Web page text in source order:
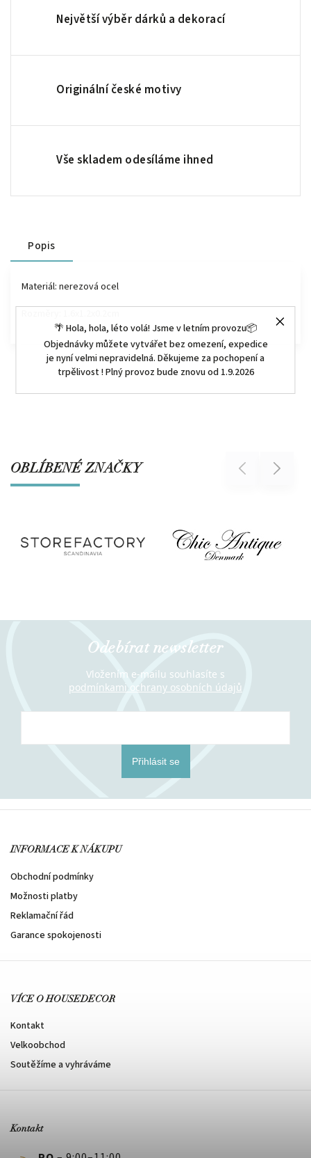
🌴 Hola, hola, léto volá! Jsme v letním provozu📦
Objednávky můžete vytvářet bez omezení, expedice
je nyní velmi nepravidelná. Děkujeme za pochopení a
trpělivost ! Plný provoz bude znovu od 1.9.2026
Největší výběr dárků a dekorací
Originální české motivy
Vše skladem odesíláme ihned
Popis
Materiál: nerezová ocel
OBLÍBENÉ ZNAČKY Previous Next
Odebírat newsletter
Vložením e-mailu souhlasíte s
podmínkami ochrany osobních údajů
Přihlásit se
INFORMACE K NÁKUPU
Obchodní podmínky
Možnosti platby
Reklamační řád
Garance spokojenosti
VÍCE O HOUSEDECOR
Kontakt
Velkoobchod
Soutěžíme a vyhráváme
Kontakt